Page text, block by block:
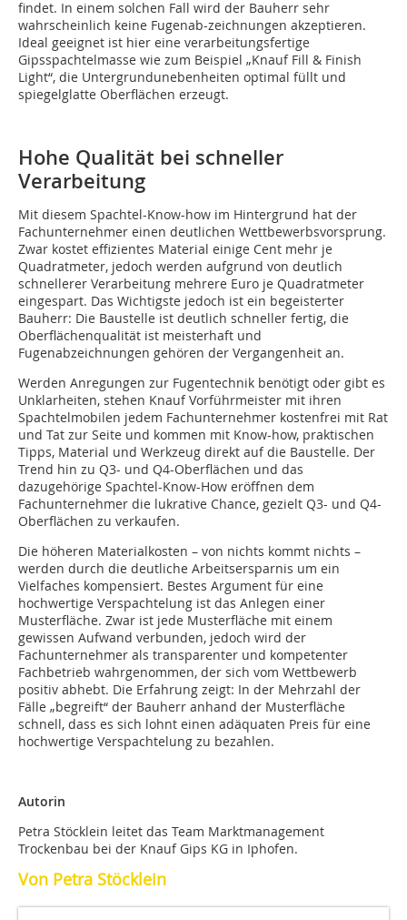
findet. In einem solchen Fall wird der Bauherr sehr
wahrscheinlich keine Fugenab-zeichnungen akzeptieren.
Ideal geeignet ist hier eine verarbeitungsfertige
Gipsspachtelmasse wie zum Beispiel „Knauf Fill & Finish
Light“, die Untergrundunebenheiten optimal füllt und
spiegelglatte Oberflächen erzeugt.
Hohe Qualität bei schneller
Verarbeitung
Mit diesem Spachtel-Know-how im Hintergrund hat der
Fachunternehmer einen deutlichen Wettbewerbsvorsprung.
Zwar kostet effizientes Material einige Cent mehr je
Quadratmeter, jedoch werden aufgrund von deutlich
schnellerer Verarbeitung mehrere Euro je Quadratmeter
eingespart. Das Wichtigste jedoch ist ein begeisterter
Bauherr: Die Baustelle ist deutlich schneller fertig, die
Oberflächenqualität ist meisterhaft und
Fugenabzeichnungen gehören der Vergangenheit an.
Werden Anregungen zur Fugentechnik benötigt oder gibt es
Unklarheiten, stehen Knauf Vorführmeister mit ihren
Spachtelmobilen jedem Fachunternehmer kostenfrei mit Rat
und Tat zur Seite und kommen mit Know-how, praktischen
Tipps, Material und Werkzeug direkt auf die Baustelle. Der
Trend hin zu Q3- und Q4-Oberflächen und das
dazugehörige Spachtel-Know-How eröffnen dem
Fachunternehmer die lukrative Chance, gezielt Q3- und Q4-
Oberflächen zu verkaufen.
Die höheren Materialkosten – von nichts kommt nichts –
werden durch die deutliche Arbeitsersparnis um ein
Vielfaches kompensiert. Bestes Argument für eine
hochwertige Verspachtelung ist das Anlegen einer
Musterfläche. Zwar ist jede Musterfläche mit einem
gewissen Aufwand verbunden, jedoch wird der
Fachunternehmer als transparenter und kompetenter
Fachbetrieb wahrgenommen, der sich vom Wettbewerb
positiv abhebt. Die Erfahrung zeigt: In der Mehrzahl der
Fälle „begreift“ der Bauherr anhand der Musterfläche
schnell, dass es sich lohnt einen adäquaten Preis für eine
hochwertige Verspachtelung zu bezahlen.
Autorin
Petra Stöcklein leitet das Team Marktmanagement
Trockenbau bei der Knauf Gips KG in Iphofen.
Von Petra Stöcklein